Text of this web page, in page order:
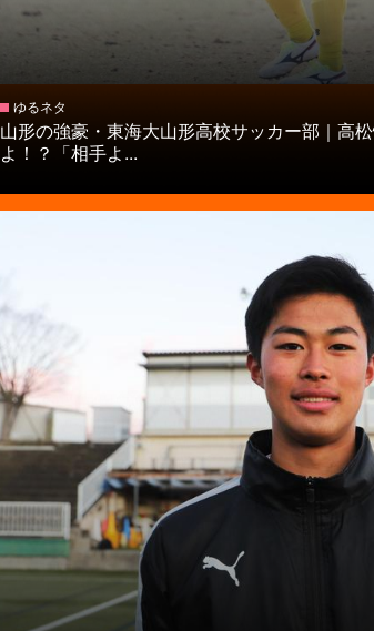
ゆるネタ
山形の強豪・東海大山形高校サッカー部｜高
よ！？「相手よ...